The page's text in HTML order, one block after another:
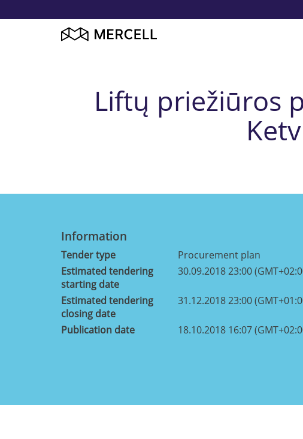
Liftų priežiūros
Information
Tender type
Procurement plan
Estimated tendering
starting date
30.09.2018 23:00
Estimated tendering
closing date
31.12.2018 23:00
Publication date 18.10.2018 16:07